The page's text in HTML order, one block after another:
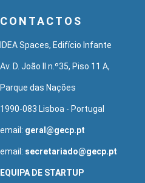
CONTACTOS
IDEA Spaces, Edifício Infante
Av. D. João II n.º35, Piso 11 A,
Parque das Nações
1990-083 Lisboa - Portugal
email: geral@gecp.pt
email: secretariado@gecp.pt
EQUIPA DE STARTUP